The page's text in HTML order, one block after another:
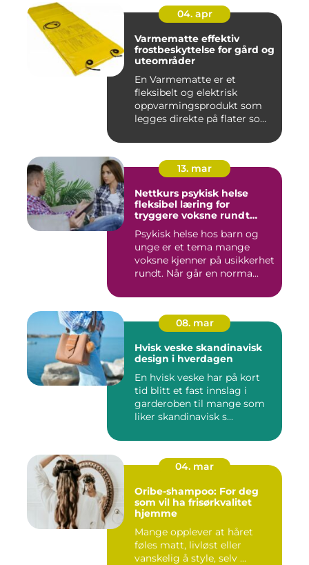
04. apr
Varmematte effektiv
frostbeskyttelse for gård og
uteområder
En Varmematte er et
fleksibelt og elektrisk
oppvarmingsprodukt som
legges direkte på flater som
13. mar
Nettkurs psykisk helse
fleksibel læring for
tryggere voksne rundt
Psykisk helse hos barn og
unge er et tema mange
voksne kjenner på usikkerhet
rundt. Når går en norma...
08. mar
Hvisk veske skandinavisk
design i hverdagen
En hvisk veske har på kort
tid blitt et fast innslag i
garderoben til mange som
liker skandinavisk s...
04. mar
Oribe-shampoo: For deg
som vil ha frisørkvalitet
hjemme
Mange opplever at håret
føles matt, livløst eller
vanskelig å style, selv ...